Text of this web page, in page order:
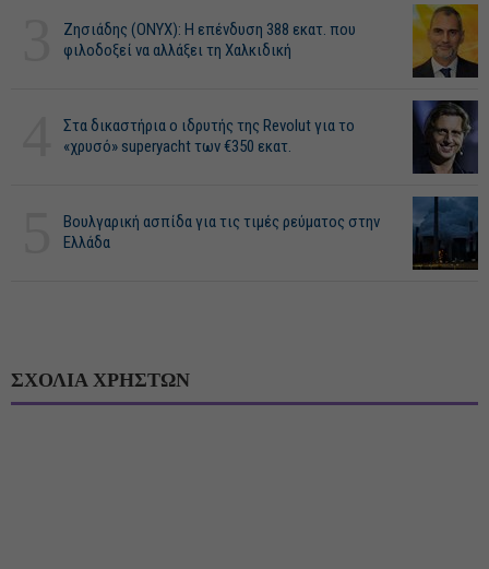
Ζησιάδης (ONYX): Η επένδυση 388 εκατ. που
φιλοδοξεί να αλλάξει τη Χαλκιδική
Στα δικαστήρια ο ιδρυτής της Revolut για το
«χρυσό» superyacht των €350 εκατ.
Βουλγαρική ασπίδα για τις τιμές ρεύματος στην
Ελλάδα
ΣΧΟΛΙΑ ΧΡΗΣΤΩΝ